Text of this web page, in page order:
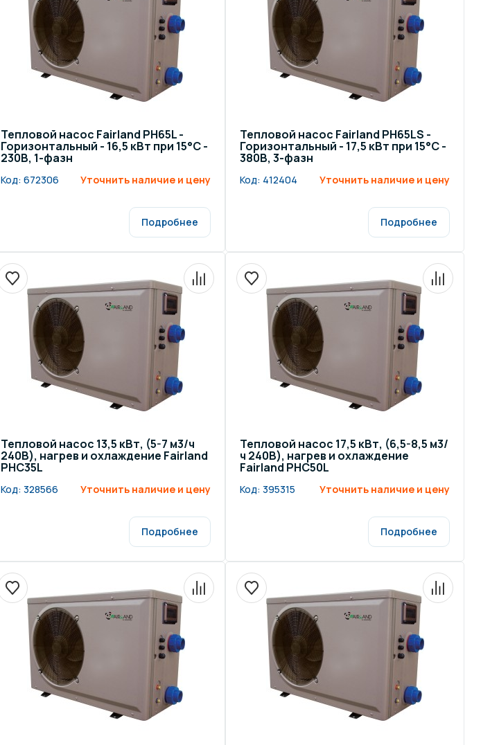
Измерение параметров воды Павильоны для бассейна
Строительные материалы Оборудование для хаммамов
Тепловой насос Fairland PH65L -
Горизонтальный - 16,5 кВт при 15°C -
230В, 1-фазн
Код: 672306 Уточнить наличие и цену
Подробнее
Тепловой насос Fairland PH65LS -
Горизонтальный - 17,5 кВт при 15°C -
380В, 3-фазн
Код: 412404 Уточнить наличие и цену
Подробнее
Тепловой насос 13,5 кВт, (5-7 м3/ч
240В), нагрев и охлаждение Fairland
PHC35L
Код: 328566 Уточнить наличие и цену
Подробнее
Тепловой насос 17,5 кВт, (6,5-8,5 м3/
ч 240В), нагрев и охлаждение
Fairland PHC50L
Код: 395315 Уточнить наличие и цену
Подробнее